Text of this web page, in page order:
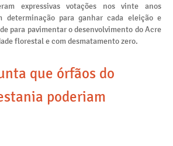
expressivas votações nos vinte anos
determinação para ganhar cada eleição e
para pavimentar o desenvolvimento do Acre
florestal e com desmatamento zero.
que órfãos do
poderiam